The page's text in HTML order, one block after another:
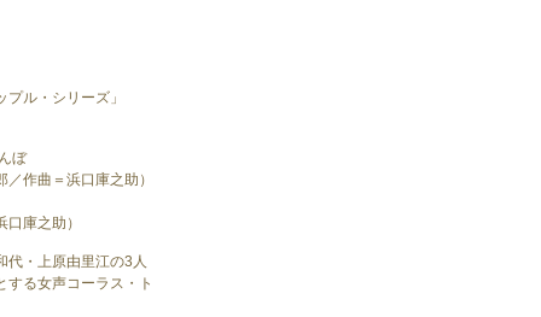
プル・シリーズ」
ぼ
／作曲＝浜口庫之助）
口庫之助）
代・上原由里江の3人
する女声コーラス・ト